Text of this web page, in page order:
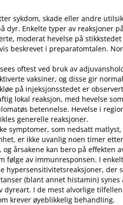
sykdom, skade eller andre
dyr. Enkelte typer av reaksjoner
moderat hevelse på stikkstedet
beskrevet i preparatomtalen.
oftest ved bruk av
vaksiner, og disse gir
på injeksjonsstedet er
lokal reaksjon, med hevelse
betennelse. Hevelse i
generelle reaksjoner.
symptomer, som nedsatt
er ikke uvanlig noen timer
årsakene kan bero på effekten
følge av immunresponsen. I
hypersensitivitetsreaksjoner, der
(blant annet histamin) synes
dyreart. I de mest alvorlige
krever øyeblikkelig behandling.